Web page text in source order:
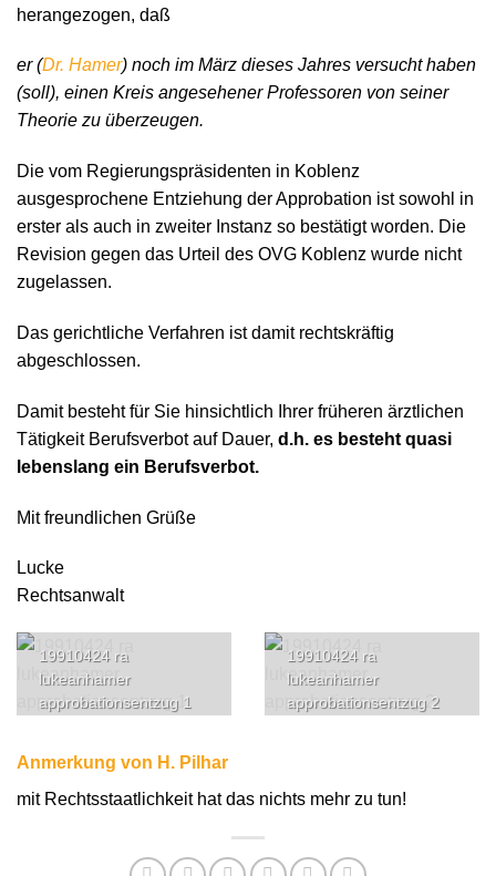
herangezogen, daß
er (Dr. Hamer) noch im März dieses Jahres versucht haben
(soll), einen Kreis angesehener Professoren von seiner
Theorie zu überzeugen.
Die vom Regierungspräsidenten in Koblenz
ausgesprochene Entziehung der Approbation ist sowohl in
erster als auch in zweiter Instanz so bestätigt worden. Die
Revision gegen das Urteil des OVG Koblenz wurde nicht
zugelassen.
Das gerichtliche Verfahren ist damit rechtskräftig
abgeschlossen.
Damit besteht für Sie hinsichtlich Ihrer früheren ärztlichen
Tätigkeit Berufsverbot auf Dauer, d.h. es besteht quasi
lebenslang ein Berufsverbot.
Mit freundlichen Grüße
Lucke
Rechtsanwalt
19910424 ra
lukeanhamer
approbationsentzug 1
19910424 ra
lukeanhamer
approbationsentzug 2
Anmerkung von H. Pilhar
mit Rechtsstaatlichkeit hat das nichts mehr zu tun!